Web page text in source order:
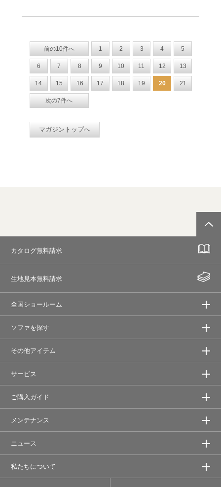
前の10件へ 1 2 3 4 5
6 7 8 9 10 11 12 13
14 15 16 17 18 19 20 21
次の7件へ
マガジントップへ
カタログ無料請求
生地見本無料請求
全国ショールーム
ソファを探す
その他アイテム
サービス
ご購入ガイド
メンテナンス
ニュース
私たちについて